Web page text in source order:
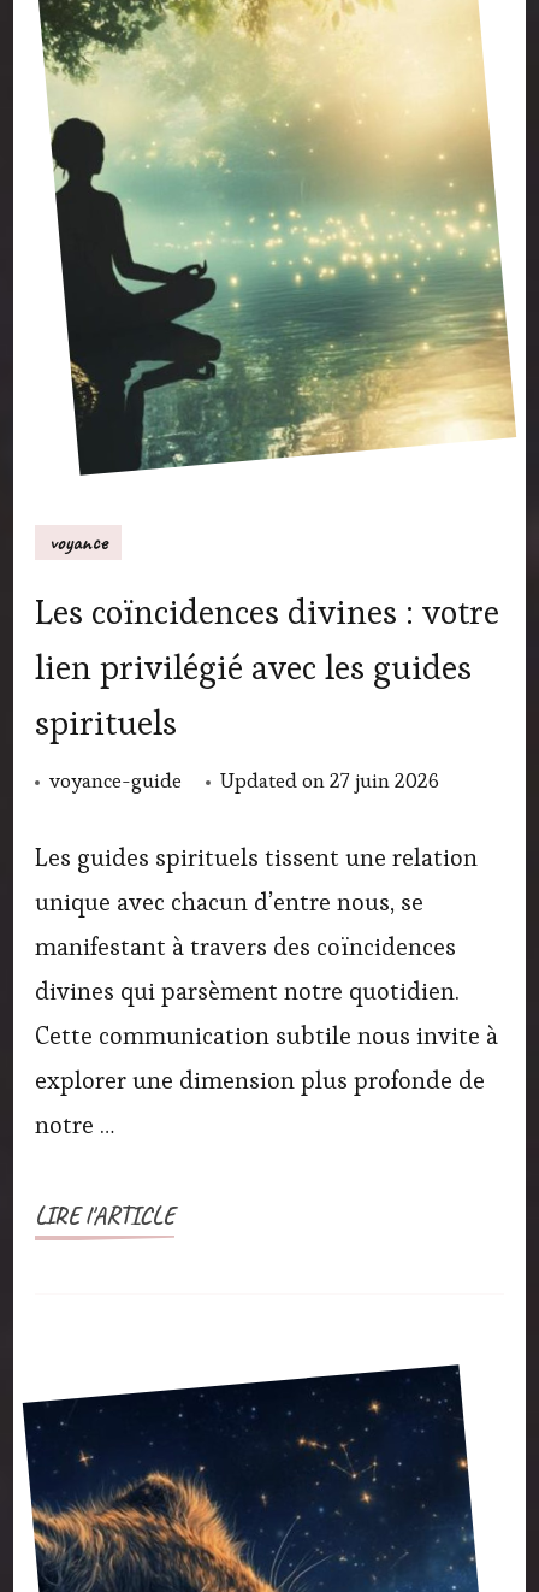
voyance
Les coïncidences divines : votre
lien privilégié avec les guides
spirituels
voyance-guide Updated on27 juin 2026
Les guides spirituels tissent une relation
unique avec chacun d’entre nous, se
manifestant à travers des coïncidences
divines qui parsèment notre quotidien.
Cette communication subtile nous invite à
explorer une dimension plus profonde de
notre …
LIRE l'ARTICLE